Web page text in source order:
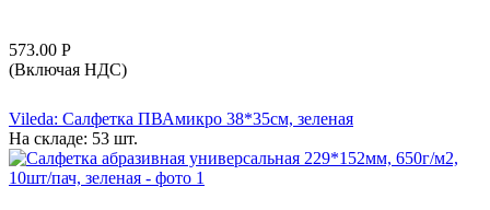
573.00 Р
(Включая НДС)
Vileda: Салфетка ПВАмикро 38*35см, зеленая
На складе: 53 шт.